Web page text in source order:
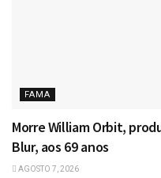
FAMA
Morre William Orbit,
Blur, aos 69 anos
AGOSTO 7, 2026